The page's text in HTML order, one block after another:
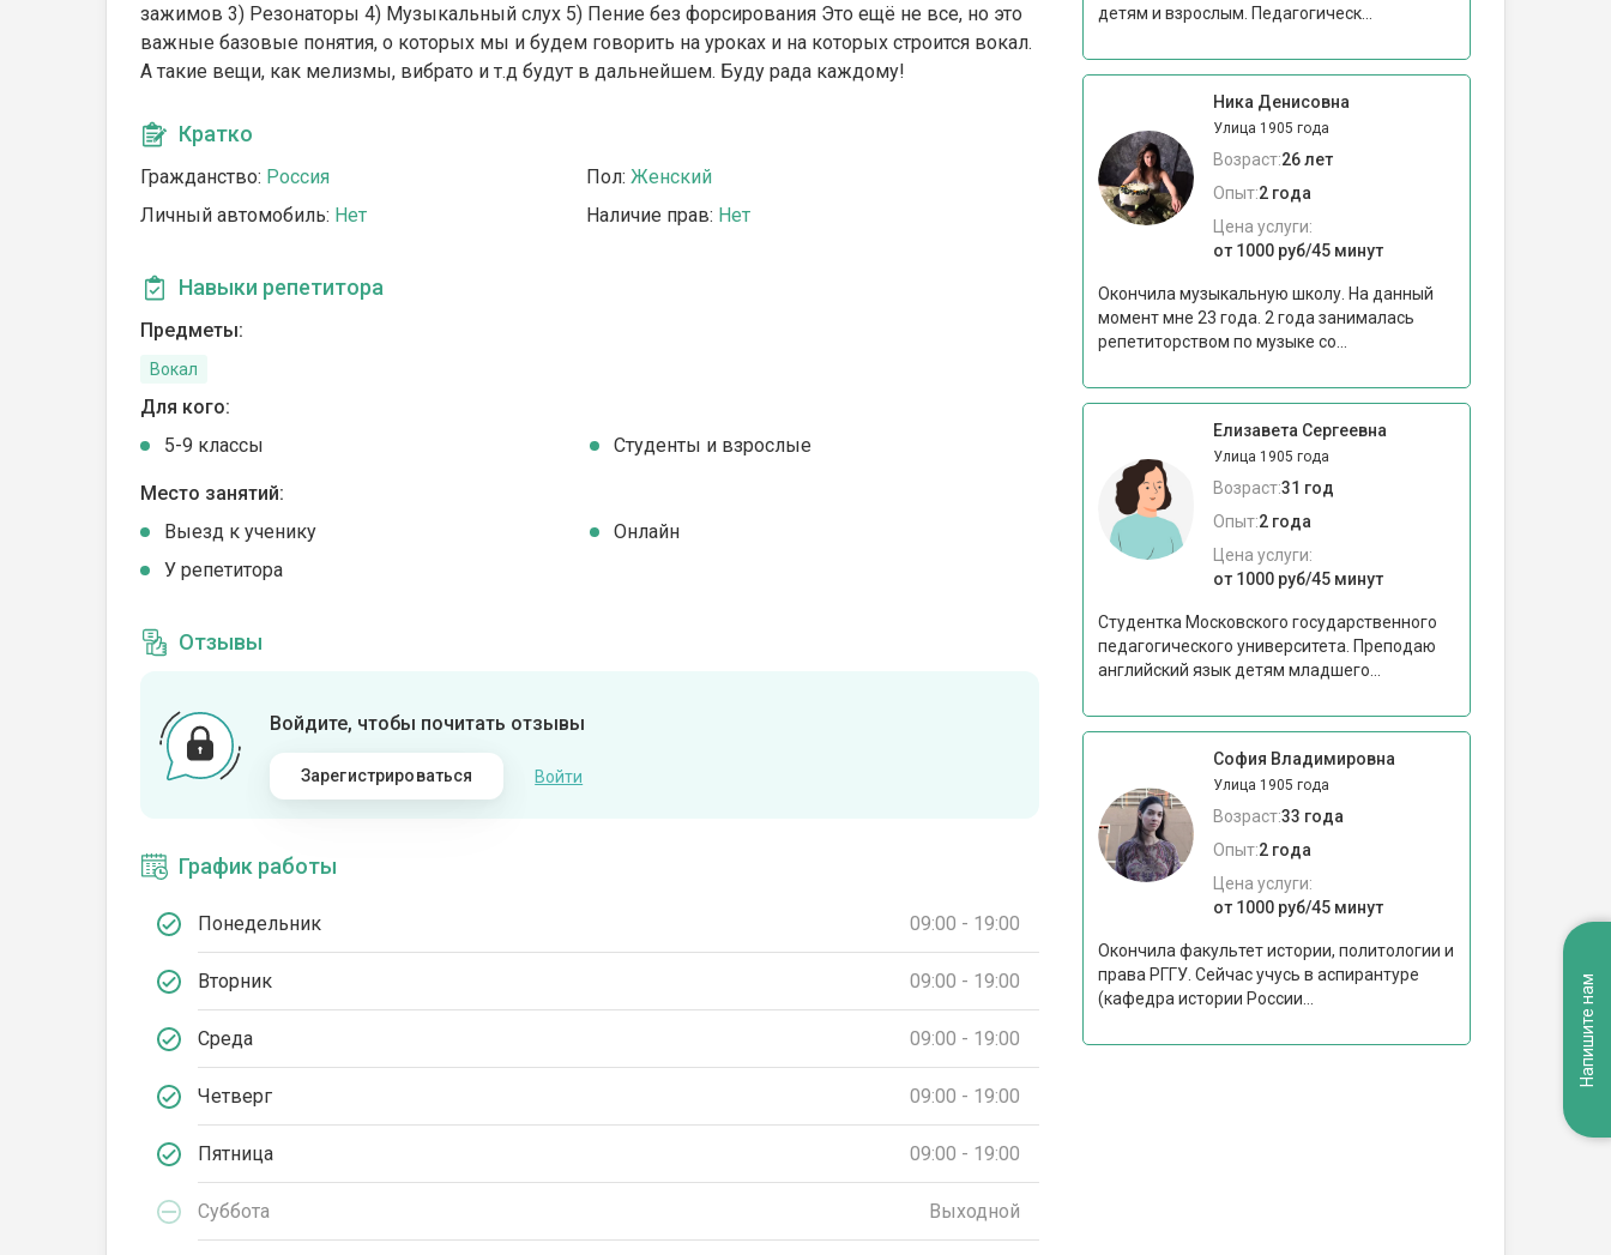
зажимов 3) Резонаторы 4) Музыкальный слух 5) Пение без форсирования Это ещё не все, но это
важные базовые понятия, о которых мы и будем говорить на уроках и на которых строится вокал.
А такие вещи, как мелизмы, вибрато и т.д будут в дальнейшем. Буду рада каждому!
Кратко
Гражданство: Россия Пол: Женский
Личный автомобиль: Нет Наличие прав: Нет
Навыки репетитора
Предметы:
Вокал
Для кого:
5-9 классы
Студенты и взрослые
Место занятий:
Выезд к ученику
Онлайн
У репетитора
Отзывы
Войдите, чтобы почитать отзывы
Зарегистрироваться Войти
График работы
Понедельник 09:00 - 19:00
Вторник 09:00 - 19:00
Среда 09:00 - 19:00
Четверг 09:00 - 19:00
Пятница 09:00 - 19:00
Суббота Выходной
детям и взрослым. Педагогическ...
Ника Денисовна
Улица 1905 года
Возраст:26 лет
Опыт:2 года
Цена услуги:
от 1000 руб/45 минут
Окончила музыкальную школу. На данный
момент мне 23 года. 2 года занималась
репетиторством по музыке со...
Елизавета Сергеевна
Улица 1905 года
Возраст:31 год
Опыт:2 года
Цена услуги:
от 1000 руб/45 минут
Студентка Московского государственного
педагогического университета. Преподаю
английский язык детям младшего...
София Владимировна
Улица 1905 года
Возраст:33 года
Опыт:2 года
Цена услуги:
от 1000 руб/45 минут
Окончила факультет истории, политологии и
права РГГУ. Сейчас учусь в аспирантуре
(кафедра истории России...
Напишите нам